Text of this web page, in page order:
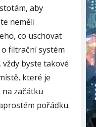
aby
neměli
co uschovat
filtrační systém
byste takové
které je
na začátku
pořádku.